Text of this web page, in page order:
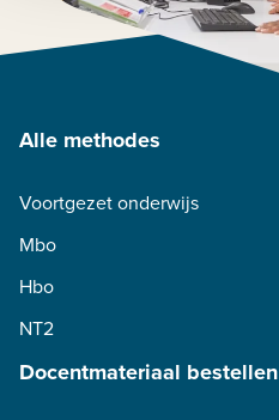
Alle methodes
Voortgezet onderwijs
Mbo
Hbo
NT2
Docentmateriaal bestellen